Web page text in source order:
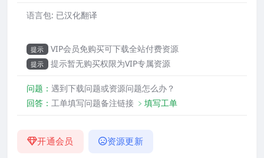
语言包: 已汉化翻译
提示 VIP会员免购买可下载全站付费资源
提示 提示暂无购买权限为VIP专属资源
问题： 遇到下载问题或资源问题怎么办？
回答： 工单填写问题备注链接 ﹥填写工单
开通会员 资源更新